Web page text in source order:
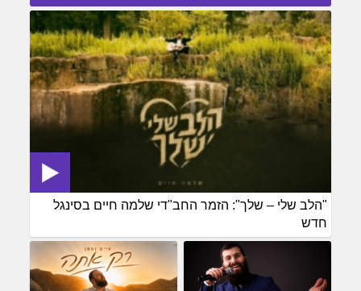
"הלב שלי – שלך": הזמר החב"די שלמה חיים בסינגל
חדש